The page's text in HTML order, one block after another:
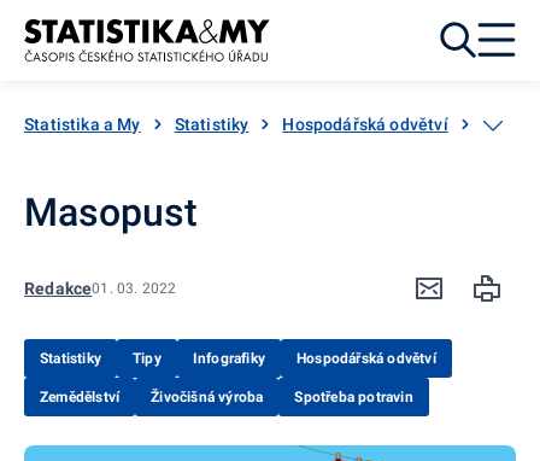
Přejít k obsahu
Statistika a My Statistiky Hospodářská odvětví
Masopust
Redakce01. 03. 2022
Statistiky Tipy Infografiky Hospodářská odvětví
Zemědělství Živočišná výroba Spotřeba potravin